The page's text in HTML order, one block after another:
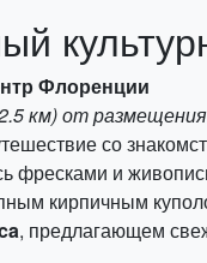
Флоренции
км) от размещения
со
фресками и
кирпичным
, предлагающем